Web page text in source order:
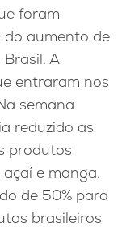
foram
do aumento de
A
entraram nos
semana
reduzido as
produtos
e manga.
de 50% para
brasileiros